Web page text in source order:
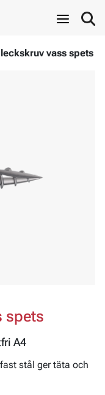
vass spets
spets
A4
stål ger täta och